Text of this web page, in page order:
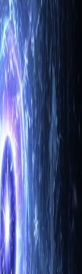
птицы
класс, который
и контроля
Раши через
через Метеор в
магию для